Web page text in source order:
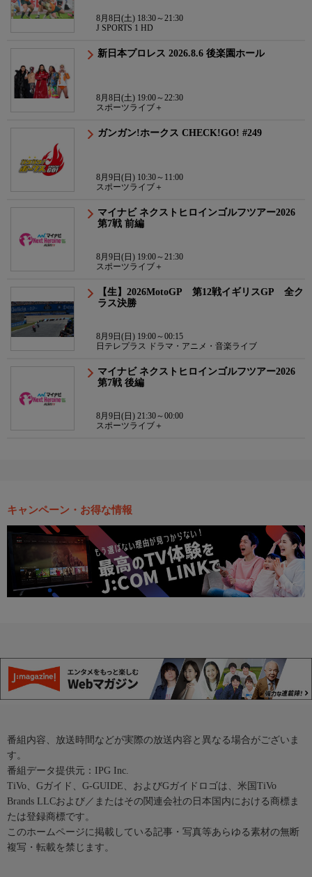
8月8日(土) 18:30～21:30
J SPORTS 1 HD
新日本プロレス 2026.8.6 後楽園ホール
8月8日(土) 19:00～22:30
スポーツライブ＋
ガンガン!ホークス CHECK!GO! #249
8月9日(日) 10:30～11:00
スポーツライブ＋
マイナビ ネクストヒロインゴルフツアー2026
第7戦 前編
8月9日(日) 19:00～21:30
スポーツライブ＋
【生】2026MotoGP 第12戦イギリスGP 全ク
ラス決勝
8月9日(日) 19:00～00:15
日テレプラス ドラマ・アニメ・音楽ライブ
マイナビ ネクストヒロインゴルフツアー2026
第7戦 後編
8月9日(日) 21:30～00:00
スポーツライブ＋
キャンペーン・お得な情報
番組内容、放送時間などが実際の放送内容と異なる場合がございま
す。
番組データ提供元：IPG Inc.
TiVo、Gガイド、G-GUIDE、およびGガイドロゴは、米国TiVo
Brands LLCおよび／またはその関連会社の日本国内における商標ま
たは登録商標です。
このホームページに掲載している記事・写真等あらゆる素材の無断
複写・転載を禁じます。